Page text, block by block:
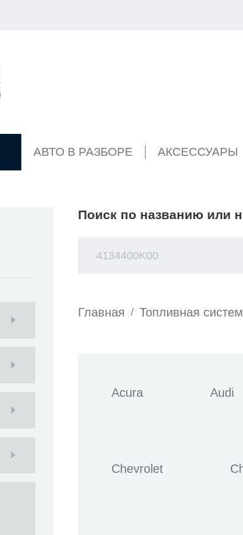
АВТО В РАЗБОРЕ АКСЕССУАРЫ
Поиск по названию или
Главная / Топливная
Acura Audi
Chevrolet